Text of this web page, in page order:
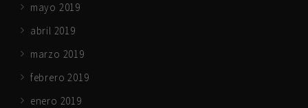
mayo 2019
abril 2019
marzo 2019
febrero 2019
enero 2019